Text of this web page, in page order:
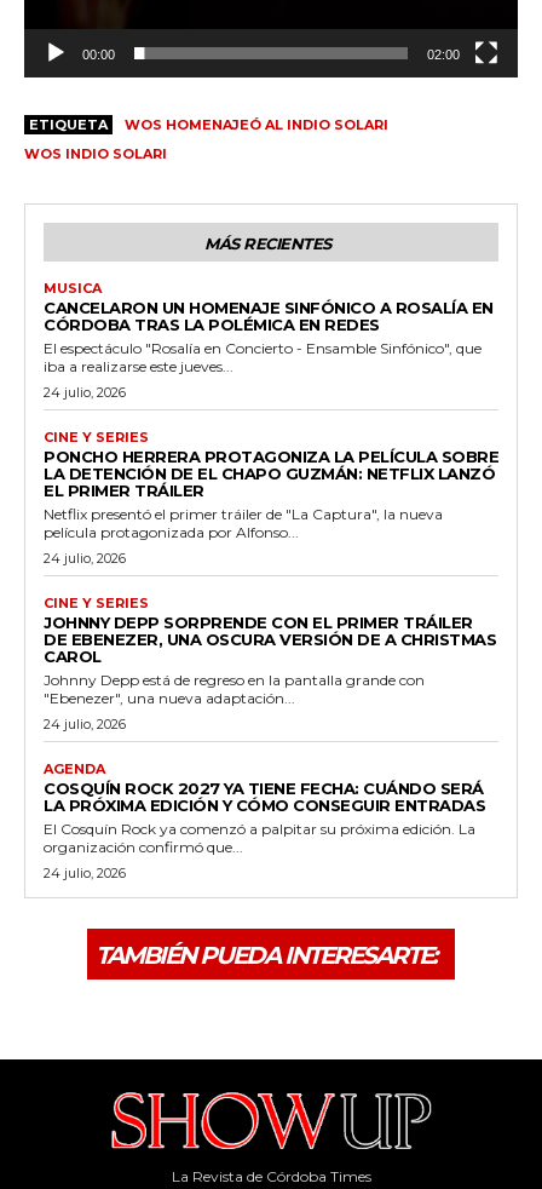
La Revista de Córdoba Times